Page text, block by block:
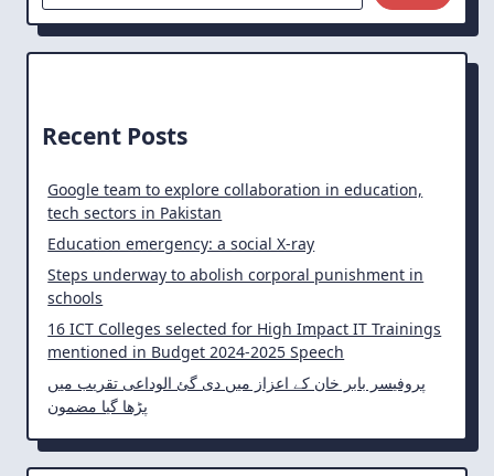
Recent Posts
Google team to explore collaboration in education,
tech sectors in Pakistan
Education emergency: a social X-ray
Steps underway to abolish corporal punishment in
schools
16 ICT Colleges selected for High Impact IT Trainings
mentioned in Budget 2024-2025 Speech
پروفیسر بابر خان کے اعزاز میں دی گئ الوداعی تقریب میں
پڑھا گیا مضمون